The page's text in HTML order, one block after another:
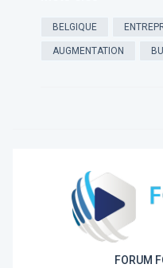
BELGIQUE
AUGMENTATION
FORUM